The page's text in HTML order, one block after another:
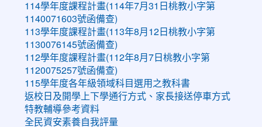
114學年度課程計畫(114年7月31日桃教小字第
1140071603號函備查)
113學年度課程計畫(113年8月12日桃教小字第
1130076145號函備查)
112學年度課程計畫(112年8月7日桃教小字第
1120075257號函備查)
115學年度各年級領域科目選用之教科書
返校日及開學上下學通行方式、家長接送停車方式
特教輔導參考資料
全民資安素養自我評量